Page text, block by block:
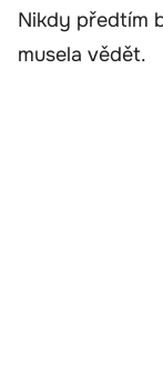
Nikdy předtím
musela vědět.